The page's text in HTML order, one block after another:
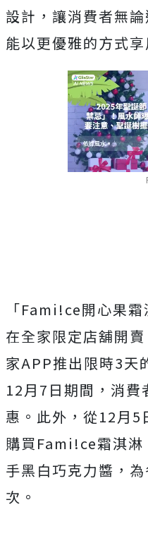
設計，讓消費者無
能以更優雅的方式享
「Fami!ce開心果
在全家限定店舖開
家APP推出限時3天
12月7日期間，消
惠。此外，從12月5
購買Fami!ce霜淇淋
手黑白巧克力醬，
次。